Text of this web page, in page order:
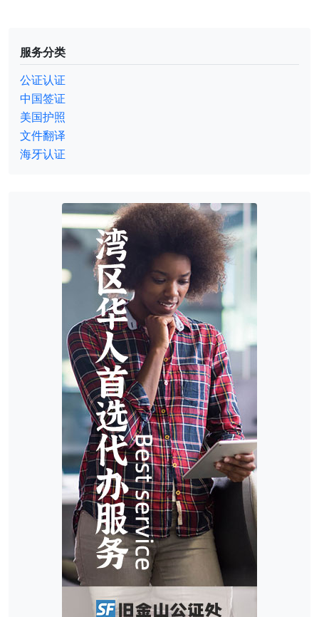
服务分类
公证认证
中国签证
美国护照
文件翻译
海牙认证